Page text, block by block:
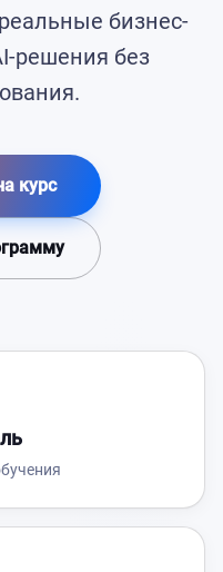
бизнес-
решения без
курс